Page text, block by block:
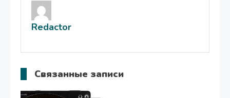
записям
Redactor
Связанные записи